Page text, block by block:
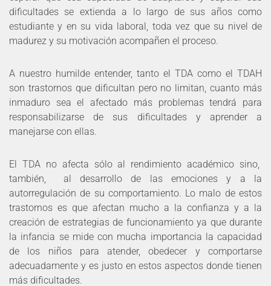
dificultades se extienda a lo largo de sus años como
estudiante y en su vida laboral, toda vez que su nivel de
madurez y su motivación acompañen el proceso.
A nuestro humilde entender, tanto el TDA como el TDAH
son trastornos que dificultan pero no limitan, cuanto más
inmaduro sea el afectado más problemas tendrá para
responsabilizarse de sus dificultades y aprender a
manejarse con ellas.
El TDA no afecta sólo al rendimiento académico sino,
también, al desarrollo de las emociones y a la
autorregulación de su comportamiento. Lo malo de estos
trastornos es que afectan mucho a la confianza y a la
creación de estrategias de funcionamiento ya que durante
la infancia se mide con mucha importancia la capacidad
de los niños para atender, obedecer y comportarse
adecuadamente y es justo en estos aspectos donde tienen
más dificultades.